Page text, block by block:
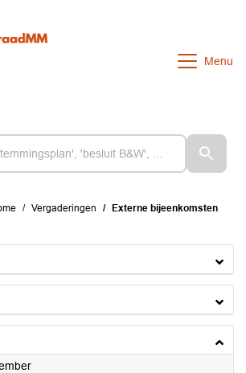
Menu
Vergaderingen Externe bijeenkomsten
2024